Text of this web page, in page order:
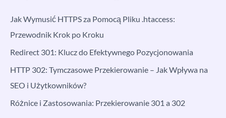
Jak Wymusić HTTPS za Pomocą Pliku .htaccess:
Przewodnik Krok po Kroku
Redirect 301: Klucz do Efektywnego Pozycjonowania
HTTP 302: Tymczasowe Przekierowanie – Jak Wpływa na
SEO i Użytkowników?
Różnice i Zastosowania: Przekierowanie 301 a 302